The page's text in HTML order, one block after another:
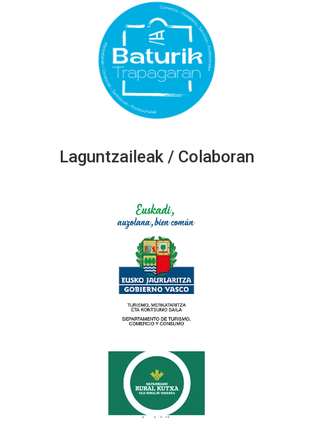
Laguntzaileak / Colaboran